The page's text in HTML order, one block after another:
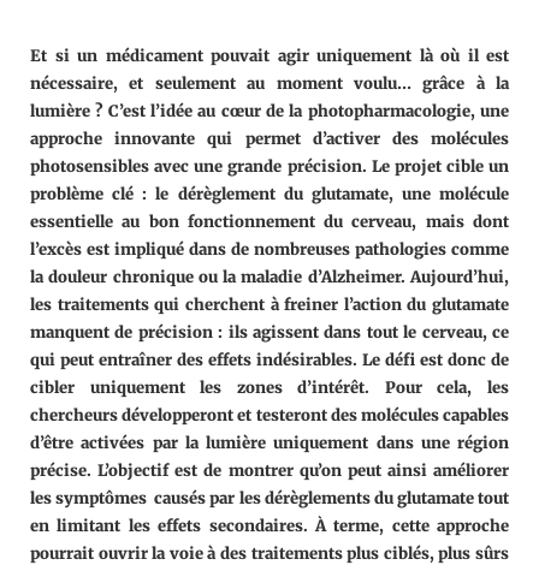
Et si un médicament pouvait agir uniquement là où il est
nécessaire, et seulement au moment voulu… grâce à la
lumière ? C’est l’idée au cœur de la photopharmacologie, une
approche innovante qui permet d’activer des molécules
photosensibles avec une grande précision. Le projet cible un
problème clé : le dérèglement du glutamate, une molécule
essentielle au bon fonctionnement du cerveau, mais dont
l’excès est impliqué dans de nombreuses pathologies comme
la douleur chronique ou la maladie d’Alzheimer. Aujourd’hui,
les traitements qui cherchent à freiner l’action du glutamate
manquent de précision : ils agissent dans tout le cerveau, ce
qui peut entraîner des effets indésirables. Le défi est donc de
cibler uniquement les zones d’intérêt. Pour cela, les
chercheurs développeront et testeront des molécules capables
d’être activées par la lumière uniquement dans une région
précise. L’objectif est de montrer qu’on peut ainsi améliorer
les symptômes causés par les dérèglements du glutamate tout
en limitant les effets secondaires. À terme, cette approche
pourrait ouvrir la voie à des traitements plus ciblés, plus sûrs